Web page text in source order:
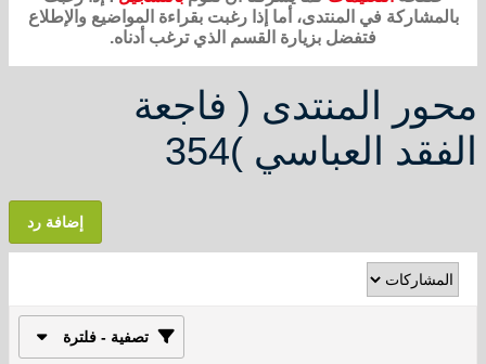
بالمشاركة في المنتدى، أما إذا رغبت بقراءة المواضيع والإطلاع
فتفضل بزيارة القسم الذي ترغب أدناه.
محور المنتدى ( فاجعة
الفقد العباسي )354
إضافة رد
تصفية - فلترة